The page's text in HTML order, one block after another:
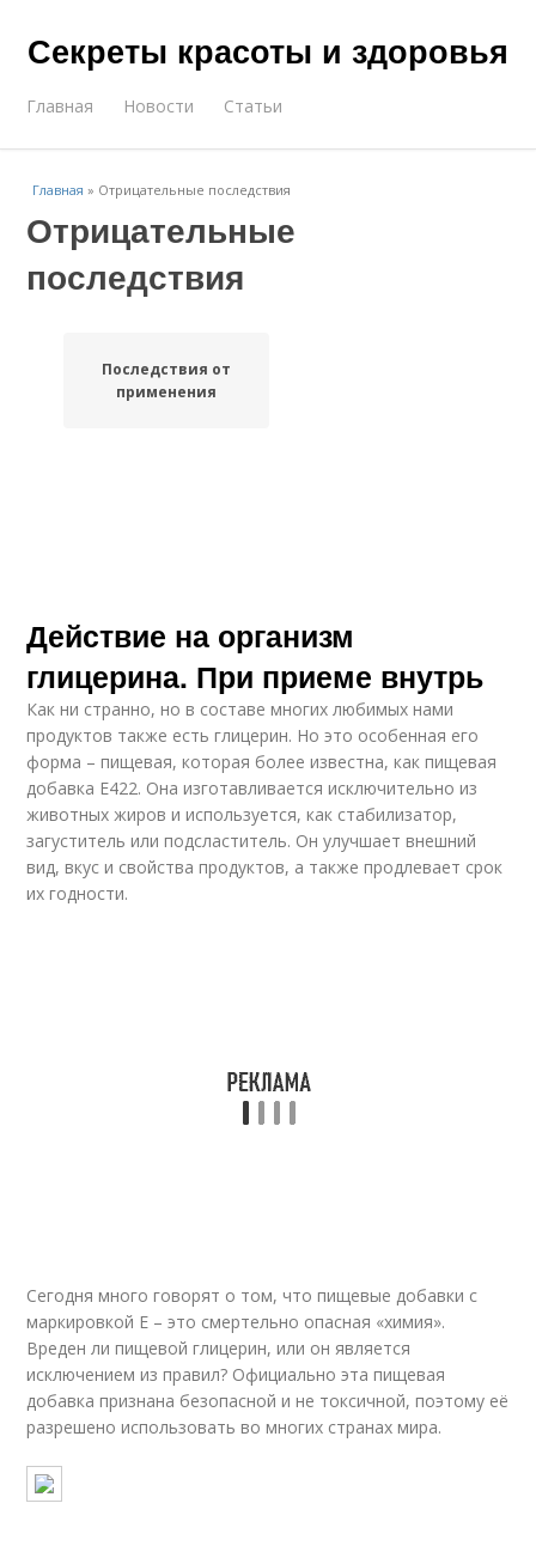
Секреты красоты и здоровья
Главная Новости Статьи
Главная » Отрицательные последствия
Отрицательные
последствия
Последствия от
применения
Действие на организм
глицерина. При приеме внутрь
Как ни странно, но в составе многих любимых нами
продуктов также есть глицерин. Но это особенная его
форма – пищевая, которая более известна, как пищевая
добавка Е422. Она изготавливается исключительно из
животных жиров и используется, как стабилизатор,
загуститель или подсластитель. Он улучшает внешний
вид, вкус и свойства продуктов, а также продлевает срок
их годности.
Сегодня много говорят о том, что пищевые добавки с
маркировкой Е – это смертельно опасная «химия».
Вреден ли пищевой глицерин, или он является
исключением из правил? Официально эта пищевая
добавка признана безопасной и не токсичной, поэтому её
разрешено использовать во многих странах мира.